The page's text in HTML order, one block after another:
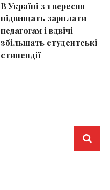
В Україні з 1 вересня
підвищать зарплати
педагогам і вдвічі
збільшать студентські
стипендії